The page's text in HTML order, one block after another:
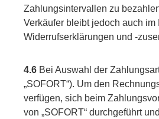
Zahlungsintervallen zu
Verkäufer bleibt jedoch auch
Widerrufserklärungen und -
4.6 Bei Auswahl der
„SOFORT“). Um den
verfügen, sich beim
von „SOFORT“ durchgeführt